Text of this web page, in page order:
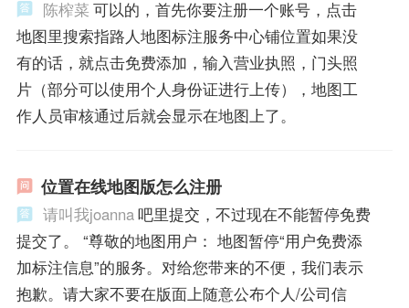
陈榨菜 可以的，首先你要注册一个账号，点击
地图里搜索指路人地图标注服务中心铺位置如果没
有的话，就点击免费添加，输入营业执照，门头照
片（部分可以使用个人身份证进行上传），地图工
作人员审核通过后就会显示在地图上了。
位置在线地图版怎么注册
请叫我joanna吧里提交，不过现在不能暂停免费
提交了。 “尊敬的地图用户： 地图暂停“用户免费添
加标注信息”的服务。对给您带来的不便，我们表示
抱歉。请大家不要在版面上随意公布个人/公司信